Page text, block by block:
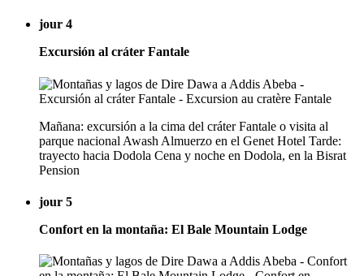
jour 4
Excursión al cráter Fantale
Mañana: excursión a la cima del cráter Fantale o visita al
parque nacional Awash Almuerzo en el Genet Hotel Tarde:
trayecto hacia Dodola Cena y noche en Dodola, en la Bisrat
Pension
jour 5
Confort en la montaña: El Bale Mountain Lodge